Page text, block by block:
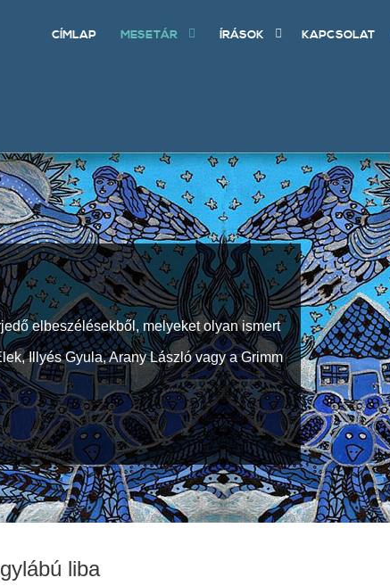
CÍMLAP MESETÁR ÍRÁSOK KAPCSOLAT
elbeszélésekből, melyeket olyan ismert
Illyés Gyula, Arany László vagy a Grimm
liba